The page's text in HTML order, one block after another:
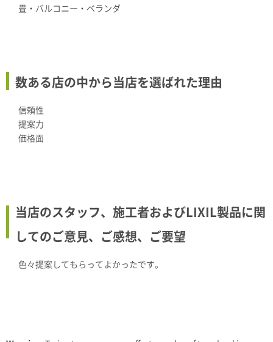
畳・バルコニー・ベランダ
数ある店の中から当店を選ばれた理由
信頼性
提案力
価格面
当店のスタッフ、施工者およびLIXIL製品に関
してのご意見、ご感想、ご要望
色々提案してもらってよかったです。